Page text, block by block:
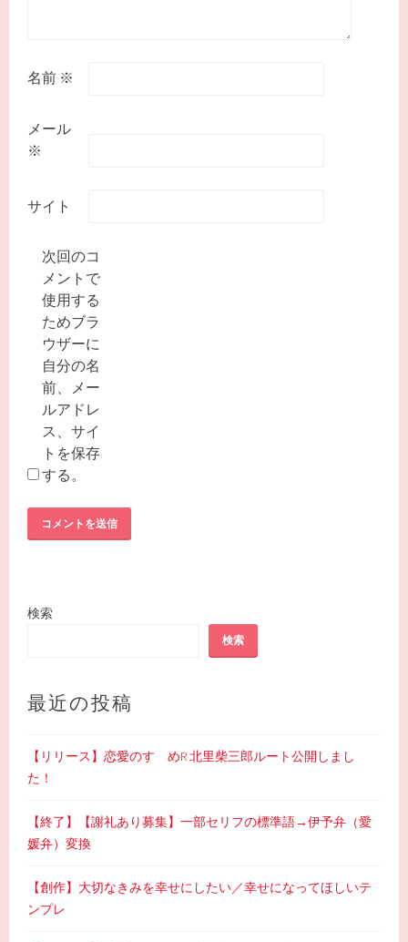
名前 ※
メール
※
サイト
次回のコ
メントで
使用する
ためブラ
ウザーに
自分の名
前、メー
ルアドレ
ス、サイ
トを保存
する。
検索
検索
最近の投稿
【リリース】恋愛のすゝめR 北里柴三郎ルート公開しまし
た！
【終了】【謝礼あり募集】一部セリフの標準語→伊予弁（愛
媛弁）変換
【創作】大切なきみを幸せにしたい／幸せになってほしいテ
ンプレ